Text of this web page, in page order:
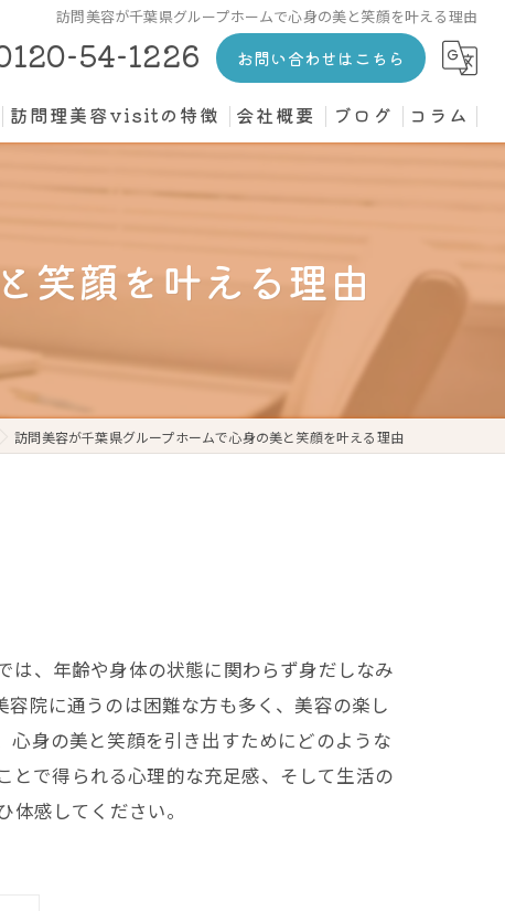
訪問美容が千葉県グループホームで心身の美と笑顔を叶える理由
54-1226 お問い合わせはこちら
訪問理美容visitの特徴
高齢者
寝たきり
個人宅
会社概要 ブログ コラム
笑顔を叶える理由
訪問美容が千葉県グループホームで心身の美と笑顔を叶える理由
は、年齢や身体の状態に関わらず身だしなみ
院に通うのは困難な方も多く、美容の楽し
身の美と笑顔を引き出すためにどのような
で得られる心理的な充足感、そして生活の
感してください。